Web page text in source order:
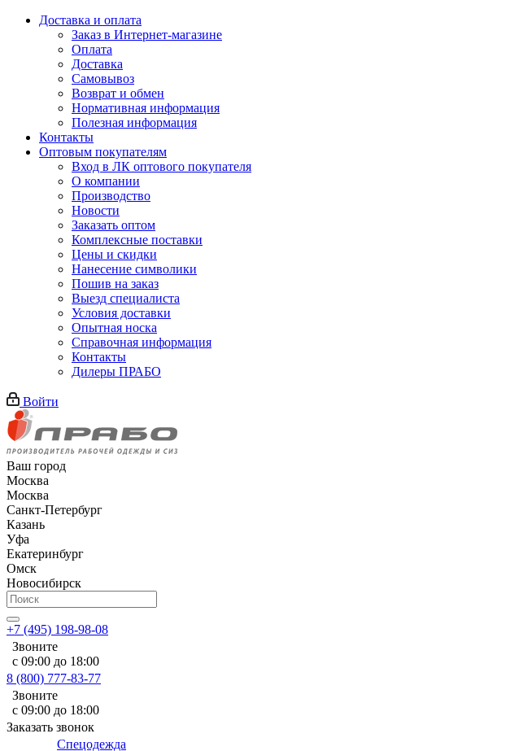
Доставка и оплата
Заказ в Интернет-магазине
Оплата
Доставка
Самовывоз
Возврат и обмен
Нормативная информация
Полезная информация
Контакты
Оптовым покупателям
Вход в ЛК оптового покупателя
О компании
Производство
Новости
Заказать оптом
Комплексные поставки
Цены и скидки
Нанесение символики
Пошив на заказ
Выезд специалиста
Условия доставки
Опытная носка
Справочная информация
Контакты
Дилеры ПРАБО
Войти
Ваш город
Москва
Москва
Санкт-Петербург
Казань
Уфа
Екатеринбург
Омск
Новосибирск
+7 (495) 198-98-08
Звоните
с 09:00 до 18:00
8 (800) 777-83-77
Звоните
с 09:00 до 18:00
Заказать звонок
Спецодежда